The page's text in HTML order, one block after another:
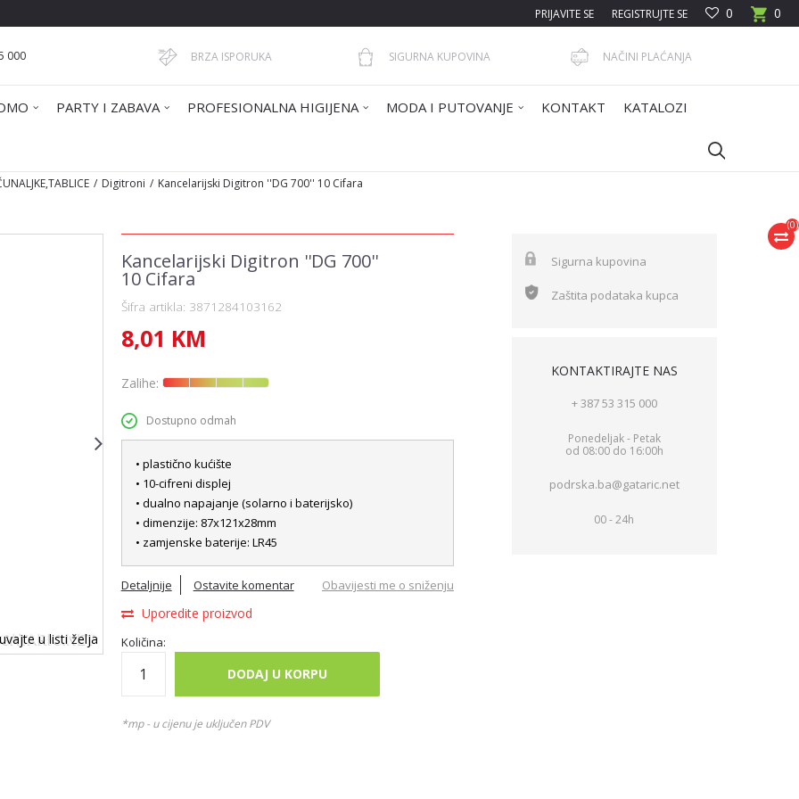
0
0
PRIJAVITE SE REGISTRUJTE SE
000 BRZA ISPORUKA SIGURNA KUPOVINA NAČINI PLAĆANJA
PARTY I ZABAVA PROFESIONALNA HIGIJENA MODA I PUTOVANJE KONTAKT KATALOZI
(0)
Digitroni Kancelarijski Digitron ''DG 700'' 10 Cifara
u listi želja
Kancelarijski Digitron ''DG 700''
10 Cifara
Šifra artikla: 3871284103162
8,01 KM
Zalihe:
Dostupno odmah
• plastično kućište
• 10-cifreni displej
• dualno napajanje (solarno i baterijsko)
• dimenzije: 87x121x28mm
• zamjenske baterije: LR45
Detaljnije Ostavite komentar
Uporedite proizvod
Obavijesti me o sniženju
Količina:
DODAJ U KORPU
*mp - u cijenu je uključen PDV
Sigurna kupovina
Zaštita podataka kupca
KONTAKTIRAJTE NAS
+ 387 53 315 000
Ponedeljak - Petak
od 08:00 do 16:00h
podrska.ba@gataric.net
00 - 24h